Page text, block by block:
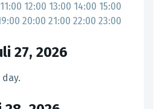
11:00 12:00 13:00 14:00 15:00
20:00 21:00 22:00 23:00
27, 2026